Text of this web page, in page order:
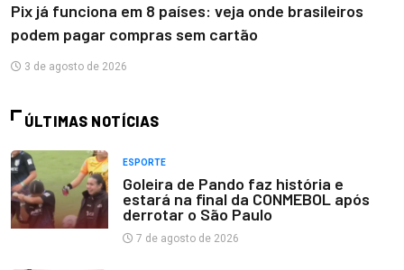
Pix já funciona em 8 países: veja onde brasileiros
podem pagar compras sem cartão
3 de agosto de 2026
ÚLTIMAS NOTÍCIAS
ESPORTE
Goleira de Pando faz história e
estará na final da CONMEBOL após
derrotar o São Paulo
7 de agosto de 2026